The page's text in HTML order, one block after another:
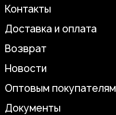
Контакты
Доставка и оплата
Возврат
Новости
Оптовым покупателям
Документы